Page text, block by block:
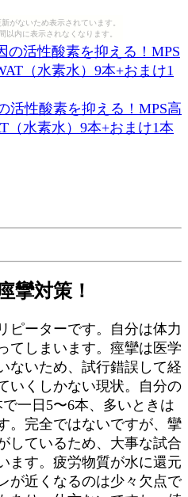
がないため表示されています。
以内に表示されなくなります。
活性酸素を抑える！MPS高
（水素水）9本+おまけ1本
攣対策！
ピーターです。自分は体力
てしまいます。痙攣は医学
ないため、試行錯誤して経
いくしかない現状。自分の
一日5〜6本、多いときは
。完全ではないですが、攣
しているため、大事な試合
ます。疲労物質が水に還元
が近くなるのは少々欠点で